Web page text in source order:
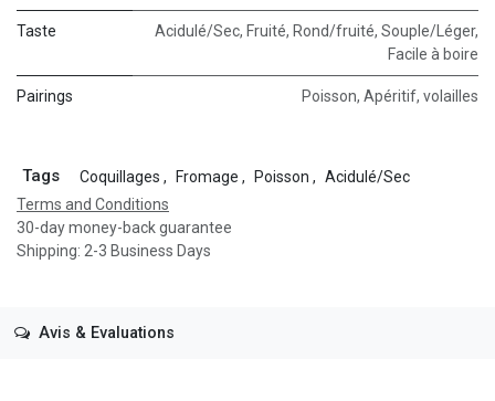
Taste Acidulé/Sec, Fruité, Rond/fruité, Souple/Léger,
Facile à boire
Pairings Poisson, Apéritif, volailles
Tags Coquillages , Fromage , Poisson , Acidulé/Sec
Terms and Conditions
30-day money-back guarantee
Shipping: 2-3 Business Days
Avis & Evaluations